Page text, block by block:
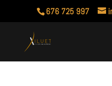
676 725 997